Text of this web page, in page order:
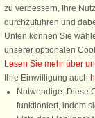
an. Verpassen Sie
Urlaubstipps!
zu verbessern, Ihre
durchzuführen und
Unten können Sie
unserer optionalen
Lesen Sie mehr über
Ihre Einwilligung auch
Notwendige: Diese
funktioniert, indem